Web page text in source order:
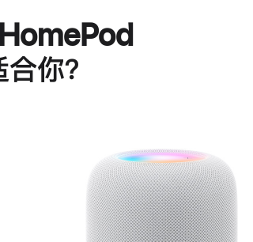
你？
进
一
步
了
解
HomePod<